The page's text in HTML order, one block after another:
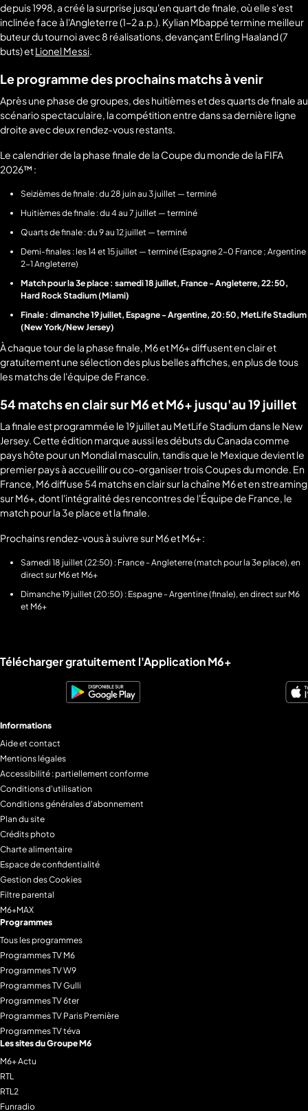
depuis 1998, a créé la surprise jusqu'en quart de finale, où elle s'est
inclinée face à l'Angleterre (1-2 a.p.). Kylian Mbappé termine meilleur
buteur du tournoi avec 8 réalisations, devançant Erling Haaland (7
buts) etLionel Messi
Le programme des prochains matchs à venir
Après une phase de groupes, des huitièmes et des quarts de finale au
scénario spectaculaire, la compétition entre dans sa dernière ligne
droite avec deux rendez-vous restants.
Le calendrier de la phase finale de la Coupe du monde de la FIFA
2026™ :
Seizièmes de finale : du 28 juin au 3 juillet — terminé
Huitièmes de finale : du 4 au 7 juillet — terminé
Quarts de finale : du 9 au 12 juillet — terminé
Demi-finales : les 14 et 15 juillet — terminé (Espagne 2-0 France ; Argentine
2-1 Angleterre)
Match pour la 3e place : samedi 18 juillet, France - Angleterre, 22:50,
Hard Rock Stadium (Miami)
Finale : dimanche 19 juillet, Espagne - Argentine, 20:50, MetLife Stadium
(New York/New Jersey)
À chaque tour de la phase finale, M6 et M6+ diffusent en clair et
gratuitement une sélection des plus belles affiches, en plus de tous
les matchs de l'équipe de France.
54 matchs en clair sur M6 et M6+ jusqu'au 19 juillet
La finale est programmée le 19 juillet au MetLife Stadium dans le New
Jersey. Cette édition marque aussi les débuts du Canada comme
pays hôte pour un Mondial masculin, tandis que le Mexique devient le
premier pays à accueillir ou co-organiser trois Coupes du monde. En
France, M6 diffuse 54 matchs en clair sur la chaîne M6 et en streaming
sur M6+, dont l'intégralité des rencontres de l'Équipe de France, le
match pour la 3e place et la finale.
Prochains rendez-vous à suivre sur M6 et M6+ :
Samedi 18 juillet (22:50) : France - Angleterre (match pour la 3e place), en
direct sur M6 et M6+
Dimanche 19 juillet (20:50) : Espagne - Argentine (finale), en direct sur M6
et M6+
Liens utiles M6+.
Télécharger gratuitement l'Application M6+
Informations
Aide et contact
Mentions légales
Accessibilité : partiellement conforme
Conditions d'utilisation
Conditions générales d'abonnement
Plan du site
Crédits photo
Charte alimentaire
Espace de confidentialité
Gestion des Cookies
Filtre parental
M6+MAX
Programmes
Tous les programmes
Programmes TV M6
Programmes TV W9
Programmes TV Gulli
Programmes TV 6ter
Programmes TV Paris Première
Programmes TV téva
Les sites du Groupe M6
M6+ Actu
RTL
RTL2
Funradio